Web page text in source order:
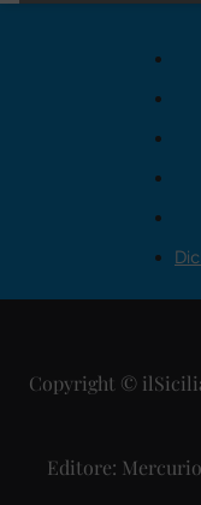
Copyright ©
Editore: